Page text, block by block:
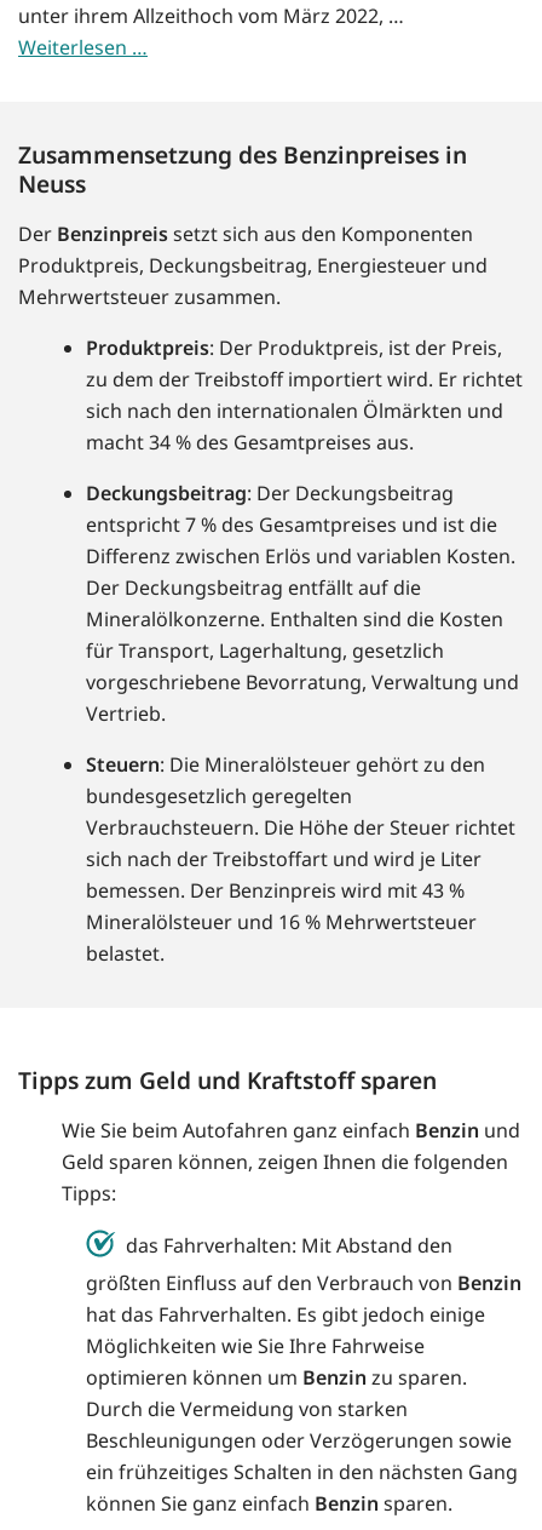
unter ihrem Allzeithoch vom März 2022, …
Weiterlesen …
Zusammensetzung des Benzinpreises in
Neuss
Der Benzinpreissetzt sich aus den Komponenten
Produktpreis, Deckungsbeitrag, Energiesteuer und
Mehrwertsteuer zusammen.
Produktpreis: Der Produktpreis, ist der Preis,
zu dem der Treibstoff importiert wird. Er richtet
sich nach den internationalen Ölmärkten und
macht 34 % des Gesamtpreises aus.
Deckungsbeitrag: Der Deckungsbeitrag
entspricht 7 % des Gesamtpreises und ist die
Differenz zwischen Erlös und variablen Kosten.
Der Deckungsbeitrag entfällt auf die
Mineralölkonzerne. Enthalten sind die Kosten
für Transport, Lagerhaltung, gesetzlich
vorgeschriebene Bevorratung, Verwaltung und
Vertrieb.
Steuern: Die Mineralölsteuer gehört zu den
bundesgesetzlich geregelten
Verbrauchsteuern. Die Höhe der Steuer richtet
sich nach der Treibstoffart und wird je Liter
bemessen. Der Benzinpreis wird mit 43 %
Mineralölsteuer und 16 % Mehrwertsteuer
belastet.
Tipps zum Geld und Kraftstoff sparen
Wie Sie beim Autofahren ganz einfach Benzin und
Geld sparen können, zeigen Ihnen die folgenden
Tipps:
das Fahrverhalten: Mit Abstand den
größten Einfluss auf den Verbrauch von Benzin
hat das Fahrverhalten. Es gibt jedoch einige
Möglichkeiten wie Sie Ihre Fahrweise
optimieren können um Benzin zu sparen.
Durch die Vermeidung von starken
Beschleunigungen oder Verzögerungen sowie
ein frühzeitiges Schalten in den nächsten Gang
können Sie ganz einfach Benzin sparen.